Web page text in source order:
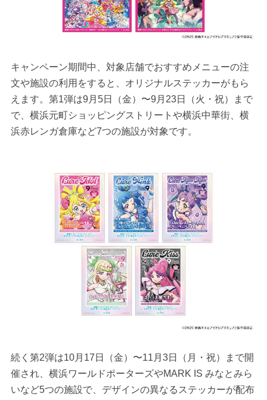
キャンペーン期間中、対象店舗でおすすめメニューの注
文や施設の利用をすると、オリジナルステッカーがもら
えます。第1弾は9月5日（金）〜9月23日（火・祝）まで
で、横浜元町ショッピングストリートや横浜中華街、横
浜赤レンガ倉庫など7つの施設が対象です。
続く第2弾は10月17日（金）〜11月3日（月・祝）まで開
催され、横浜ワールドポーターズやMARK IS みなとみら
いなど5つの施設で、デザインの異なるステッカーが配布